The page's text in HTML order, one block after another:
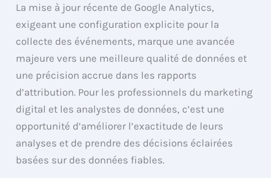
La mise à jour récente de Google Analytics,
exigeant une configuration explicite pour la
collecte des événements, marque une avancée
majeure vers une meilleure qualité de données et
une précision accrue dans les rapports
d’attribution. Pour les professionnels du marketing
digital et les analystes de données, c’est une
opportunité d’améliorer l’exactitude de leurs
analyses et de prendre des décisions éclairées
basées sur des données fiables.